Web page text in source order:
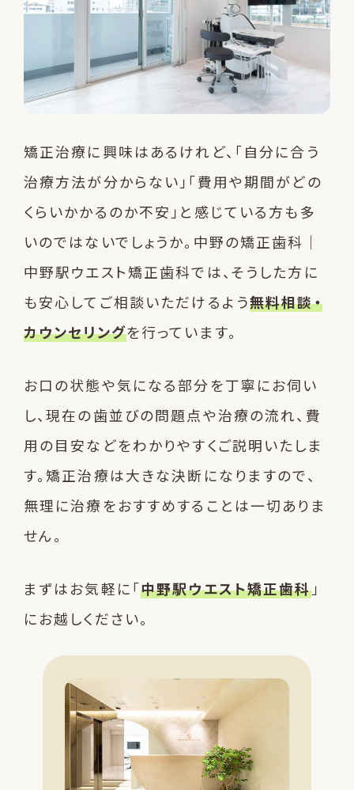
矯正治療に興味はあるけれど、「自分に合う
治療方法が分からない」「費用や期間がどの
くらいかかるのか不安」と感じている方も多
いのではないでしょうか。中野の矯正歯科｜
中野駅ウエスト矯正歯科では、そうした方に
も安心してご相談いただけるよう無料相談・
カウンセリングを行っています。
お口の状態や気になる部分を丁寧にお伺い
し、現在の歯並びの問題点や治療の流れ、費
用の目安などをわかりやすくご説明いたしま
す。矯正治療は大きな決断になりますので、
無理に治療をおすすめすることは一切ありま
せん。
まずはお気軽に「中野駅ウエスト矯正歯科」
にお越しください。